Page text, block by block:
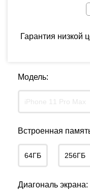
Гарантия
Модель:
iPhone 11 Pro Max
Встроенная
64ГБ 256ГБ
Диагональ экрана: